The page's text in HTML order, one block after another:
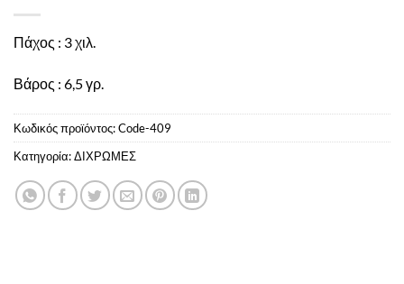
Πάχος : 3 χιλ.
Βάρος : 6,5 γρ.
Κωδικός προϊόντος:Code-409
Κατηγορία:ΔΙΧΡΩΜΕΣ